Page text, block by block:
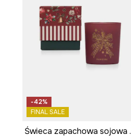
-42%
FINAL SALE
Świeca